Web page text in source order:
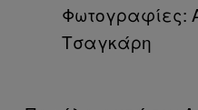
Φωτογραφίες:
Τσαγκάρη